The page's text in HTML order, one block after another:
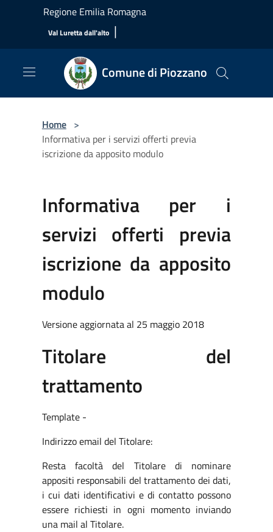
Salta al contenuto principale
Regione Emilia Romagna
Val Luretta dall'alto |
Comune di Piozzano
Home >
Informativa per i servizi offerti previa
iscrizione da apposito modulo
Informativa per i
servizi offerti previa
iscrizione da apposito
modulo
Versione aggiornata al 25 maggio 2018
Titolare del
trattamento
Template -
Indirizzo email del Titolare:
Resta facoltà del Titolare di nominare
appositi responsabili del trattamento dei dati,
i cui dati identificativi e di contatto possono
essere richiesti in ogni momento inviando
una mail al Titolare.